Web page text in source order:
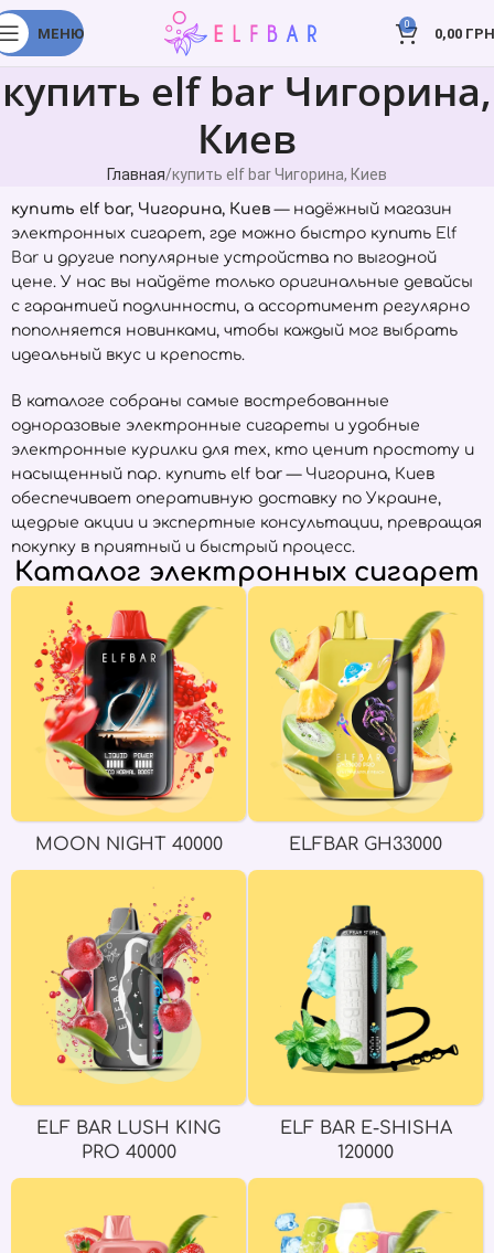
МЕНЮ
0
0,00
купить elf bar Чигорина,
Киев
Главная купить elf bar Чигорина, Киев
купить elf bar, Чигорина, Киев — надёжный магазин
электронных сигарет, где можно быстро купить Elf
Bar и другие популярные устройства по выгодной
цене. У нас вы найдёте только оригинальные девайсы
с гарантией подлинности, а ассортимент регулярно
пополняется новинками, чтобы каждый мог выбрать
идеальный вкус и крепость.
В каталоге собраны самые востребованные
одноразовые электронные сигареты и удобные
электронные курилки для тех, кто ценит простоту и
насыщенный пар. купить elf bar — Чигорина, Киев
обеспечивает оперативную доставку по Украине,
щедрые акции и экспертные консультации, превращая
покупку в приятный и быстрый процесс.
Каталог электронных сигарет
MOON NIGHT 40000 ELFBAR GH33000
ELF BAR LUSH KING
PRO 40000
ELF BAR E-SHISHA
120000